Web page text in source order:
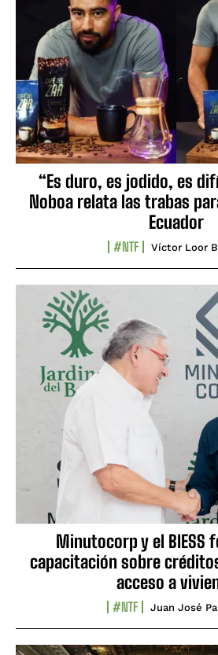
“Es duro, es jodido, es
Noboa relata las trabas
Ecuador
#NTF Víctor Loor
Minutocorp y el BIESS
capacitación sobre
acceso a
#NTF Juan José